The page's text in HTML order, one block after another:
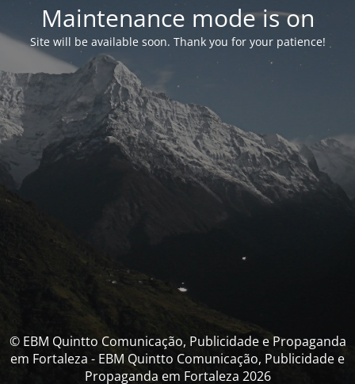
Maintenance mode is on
Site will be available soon. Thank you for your patience!
© EBM Quintto Comunicação, Publicidade e Propaganda
em Fortaleza - EBM Quintto Comunicação, Publicidade e
Propaganda em Fortaleza 2026